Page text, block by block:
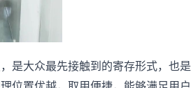
是大众最先接触到的寄存形式，也是